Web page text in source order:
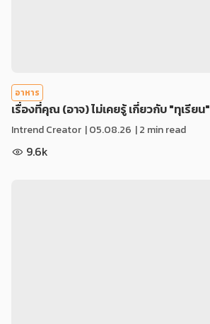
อาหาร
เรื่องที่คุณ (อาจ) ไม่เคยรู้ เกี่ยวกับ "ทุเรียน"
Intrend Creator |05.08.26 | 2 min read
9.6k